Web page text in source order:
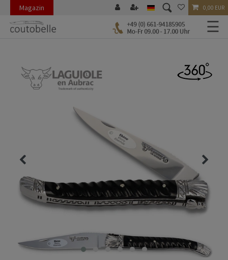
Magazin 0,00 EUR
☰